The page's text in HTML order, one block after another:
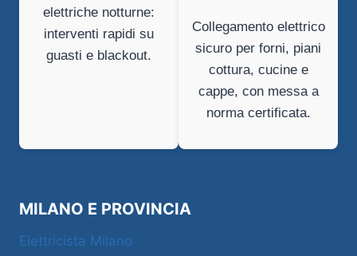
elettriche notturne:
interventi rapidi su
guasti e blackout.
Collegamento elettrico
sicuro per forni, piani
cottura, cucine e
cappe, con messa a
norma certificata.
MILANO E PROVINCIA
Elettricista Milano